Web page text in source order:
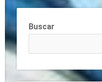
Buscar